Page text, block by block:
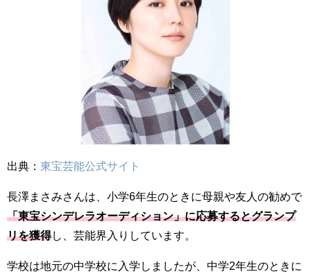
出典： 東宝芸能公式サイト
長澤まさみさんは、小学6年生のときに母親や友人の勧めで
「東宝シンデレラオーディション」に応募するとグランプ
リを獲得し、芸能界入りしています。
学校は地元の中学校に入学しましたが、中学2年生のときに